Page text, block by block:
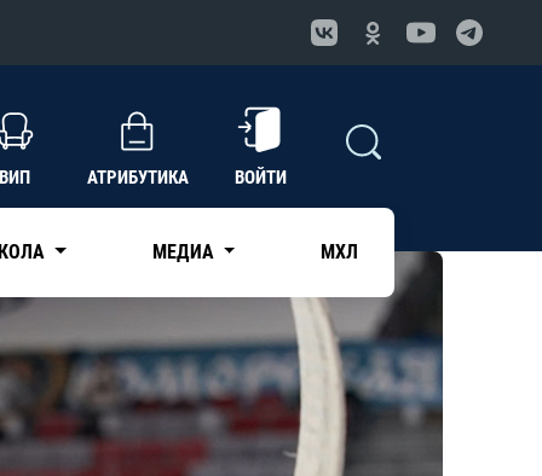
ВИП АТРИБУТИКА ВОЙТИ
МЕДИА МХЛ